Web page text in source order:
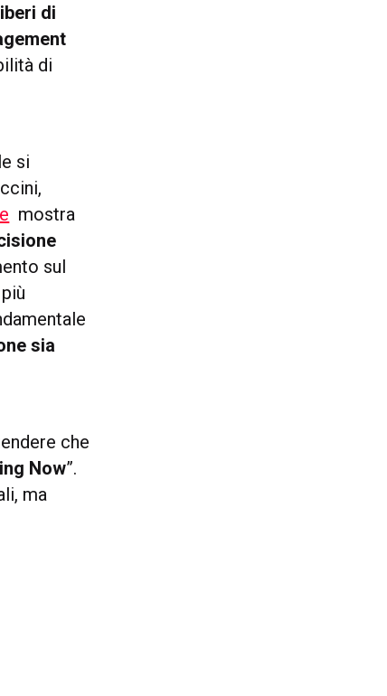
di
di
si
mostra
sul
sia
che
Now”.
ma